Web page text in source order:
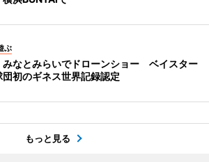
ぶ
みなとみらいでドローンショー ベイスター
団初のギネス世界記録認定
もっと見る